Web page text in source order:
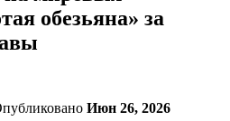
обезьяна» за
Июн 26, 2026